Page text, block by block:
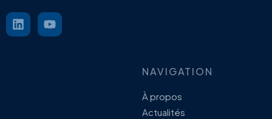
NAVIGATION
À propos
Actualités